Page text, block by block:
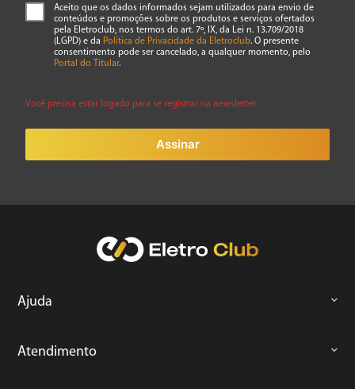
Aceito que os dados informados sejam utilizados para envio de
conteúdos e promoções sobre os produtos e serviços ofertados
pela Eletroclub, nos termos do art. 7º, IX, da Lei n. 13.709/2018
(LGPD) e da Política de Privacidade da Eletroclub. O presente
consentimento pode ser cancelado, a qualquer momento, pelo
Portal do Titular.
Você precisa estar logado para se registrar na newsletter
Assinar
Ajuda
Atendimento